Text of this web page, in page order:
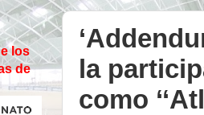
la
como
los
de